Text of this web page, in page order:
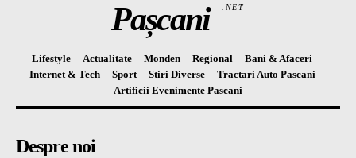
Pașcani .NET
Lifestyle Actualitate Monden Regional
Bani & Afaceri
Internet & Tech
Sport Stiri Diverse
Tractari Auto Pascani
Artificii Evenimente Pascani
Despre noi